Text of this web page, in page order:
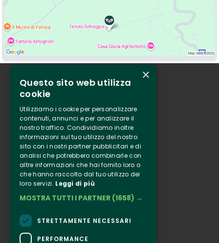
Chi siamo
Tenuta Selvaggia
Contatti
Biglietteria
Clappit
Informazione
Seguici
Facebook
Connect
×
Questo sito web utilizza
cookie
Utilizziamo i cookie per personalizzare
contenuti, annunci e per analizzare il
nostro traffico. Condividiamo inoltre
informazioni sul tuo utilizzo del nostro
sito con i nostri partner pubblicitari e di
analisi che potrebbero combinarle con
altre informazioni che hai fornito loro o
che hanno raccolto dal tuo utilizzo dei
loro servizi. Leggi di più
MOSTRA TUTTI I PARTNER (1658) →
STRETTAMENTE NECESSARI
PERFORMANCE